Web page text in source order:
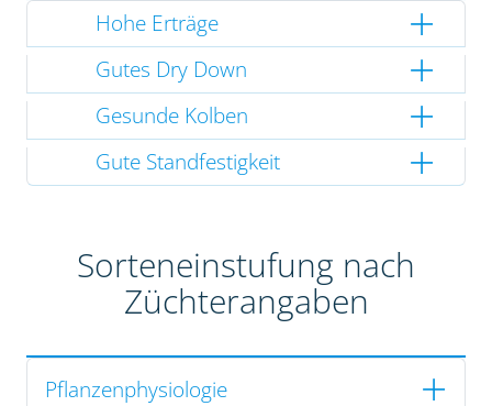
Hohe Erträge
Gutes Dry Down
Gesunde Kolben
Gute Standfestigkeit
Sorteneinstufung nach
Züchterangaben
Pflanzenphysiologie